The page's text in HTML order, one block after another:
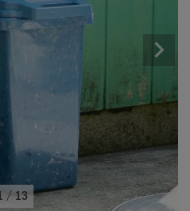
/ 13